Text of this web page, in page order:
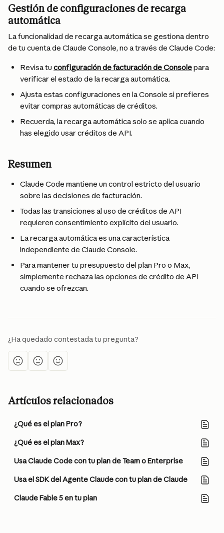
Gestión de configuraciones de recarga
automática
La funcionalidad de recarga automática se gestiona dentro
de tu cuenta de Claude Console, no a través de Claude Code:
Revisa tu configuración de facturación de Console para
verificar el estado de la recarga automática.
Ajusta estas configuraciones en la Console si prefieres
evitar compras automáticas de créditos.
Recuerda, la recarga automática solo se aplica cuando
has elegido usar créditos de API.
Resumen
Claude Code mantiene un control estricto del usuario
sobre las decisiones de facturación.
Todas las transiciones al uso de créditos de API
requieren consentimiento explícito del usuario.
La recarga automática es una característica
independiente de Claude Console.
Para mantener tu presupuesto del plan Pro o Max,
simplemente rechaza las opciones de crédito de API
cuando se ofrezcan.
¿Ha quedado contestada tu pregunta?
Artículos relacionados
¿Qué es el plan Pro?
¿Qué es el plan Max?
Usa Claude Code con tu plan de Team o Enterprise
Usa el SDK del Agente Claude con tu plan de Claude
Claude Fable 5 en tu plan